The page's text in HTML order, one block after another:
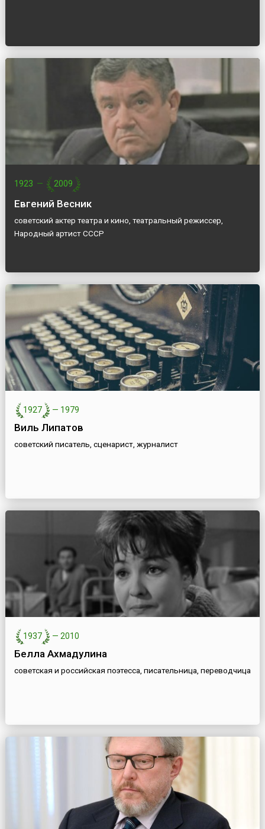
1923 — 2009
Евгений Весник
советский актер театра и кино, театральный режиссер,
Народный артист СССР
1927 — 1979
Виль Липатов
советский писатель, сценарист, журналист
1937 — 2010
Белла Ахмадулина
советская и российская поэтесса, писательница, переводчица